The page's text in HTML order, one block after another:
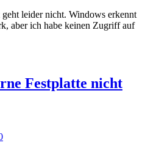
leider nicht. Windows erkennt
aber ich habe keinen Zugriff auf
Festplatte nicht